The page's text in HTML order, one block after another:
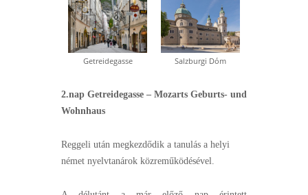
Getreidegasse Salzburgi Dóm
2.nap Getreidegasse – Mozarts Geburts- und
Wohnhaus
Reggeli után megkezdődik a tanulás a helyi
német nyelvtanárok közreműködésével.